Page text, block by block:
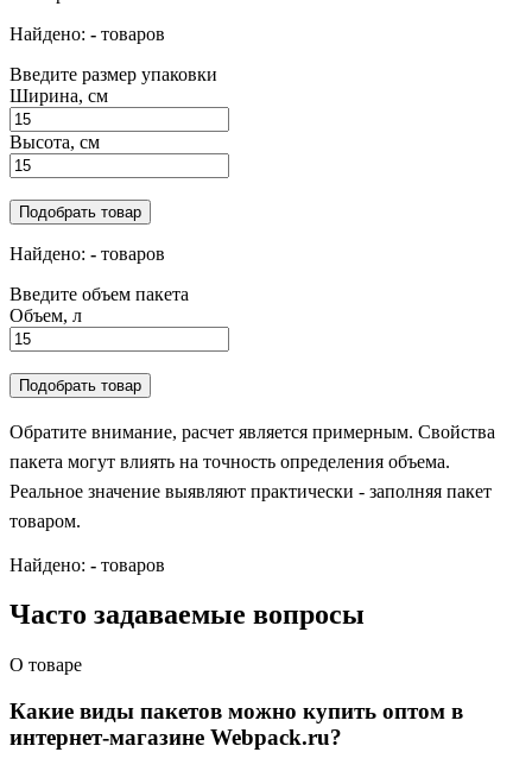
Найдено: - товаров
Введите размер упаковки
Ширина, см
Высота, см
Подобрать товар
Найдено: - товаров
Введите объем пакета
Объем, л
Подобрать товар
Обратите внимание, расчет является примерным. Свойства
пакета могут влиять на точность определения объема.
Реальное значение выявляют практически - заполняя пакет
товаром.
Найдено: - товаров
Часто задаваемые вопросы
О товаре
Какие виды пакетов можно купить оптом в
интернет-магазине Webpack.ru?